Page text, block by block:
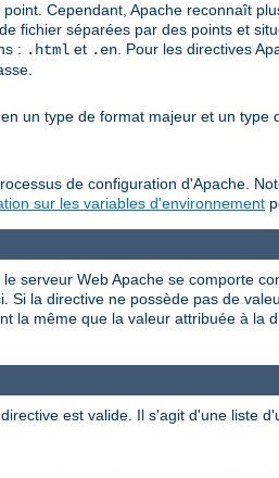
Cependant, Apache reconnaît
fichier séparées par des points et
: .html et .en . Pour les directives
un type de format majeur et un
de configuration d'Apache.
sur les variables d'environnement
serveur Web Apache se comporte
la directive ne possède pas de
la même que la valeur attribuée à la
est valide. Il s'agit d'une liste